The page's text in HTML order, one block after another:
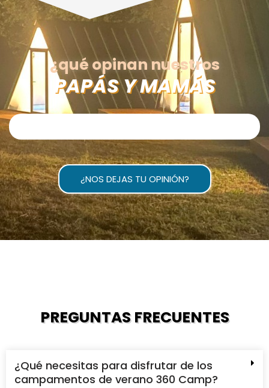
¿qué opinan nuestros
PAPÁS Y MAMÁS
¿NOS DEJAS TU OPINIÓN?
PREGUNTAS FRECUENTES
¿Qué necesitas para disfrutar de los
campamentos de verano 360 Camp?